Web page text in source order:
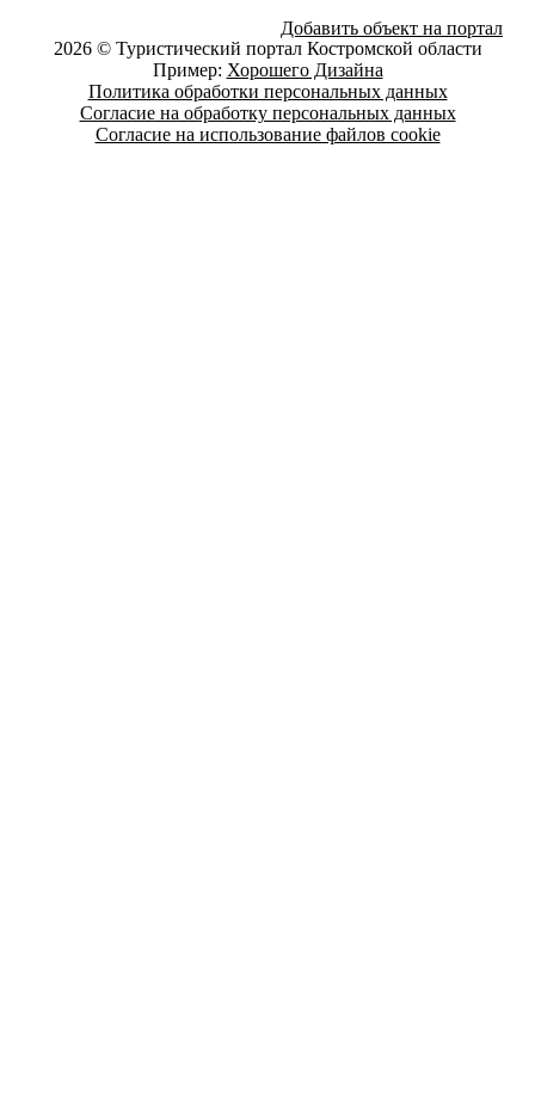
Добавить объект на портал
2026 © Туристический портал Костромской области
Пример: Хорошего Дизайна
Политика обработки персональных данных
Согласие на обработку персональных данных
Согласие на использование файлов cookie